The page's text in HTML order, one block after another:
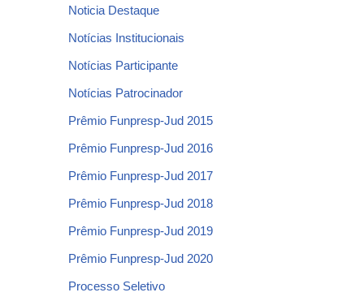
Noticia Destaque
Notícias Institucionais
Notícias Participante
Notícias Patrocinador
Prêmio Funpresp-Jud 2015
Prêmio Funpresp-Jud 2016
Prêmio Funpresp-Jud 2017
Prêmio Funpresp-Jud 2018
Prêmio Funpresp-Jud 2019
Prêmio Funpresp-Jud 2020
Processo Seletivo